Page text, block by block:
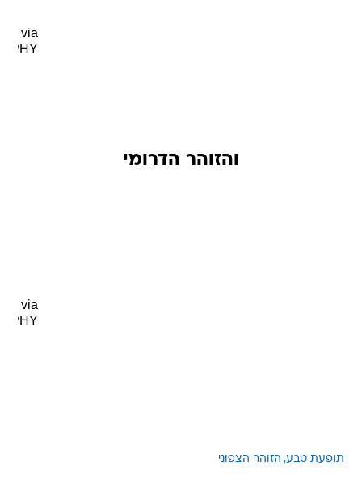
via
והזוהר הדרומי
via
תופעת טבע הזוהר הצפוני